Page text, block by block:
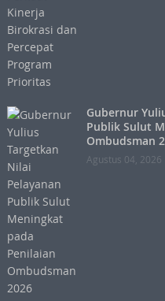
Gubernur
Publik Sulut
Ombudsman
Agustus 04, 2026